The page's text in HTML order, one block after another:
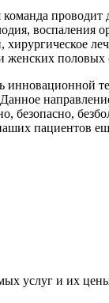
проводит
воспаления
женских половых
инновационной
безопасно,
пациентов
услуг и их